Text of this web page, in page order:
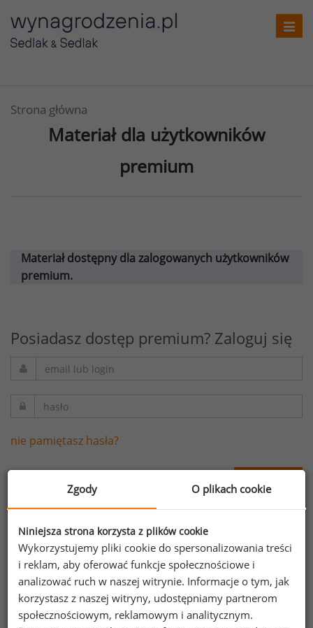
Strona główna
Materiał dla użytkowników
premium
Materiał dostępny dla zalogowanych użytkowników
premium.
Posiadasz dostęp premium? Zaloguj się
nie pamiętasz hasła?
Wykup dostęp premium portalu
wynagrodzenia.pl
poznaj strefę premium poprzez dostęp testowy,
Zgody O plikach cookie
Niniejsza strona korzysta z plików cookie
Wykorzystujemy pliki cookie do spersonalizowania treści
i reklam, aby oferować funkcje społecznościowe i
analizować ruch w naszej witrynie. Informacje o tym, jak
korzystasz z naszej witryny, udostępniamy partnerom
społecznościowym, reklamowym i analitycznym.